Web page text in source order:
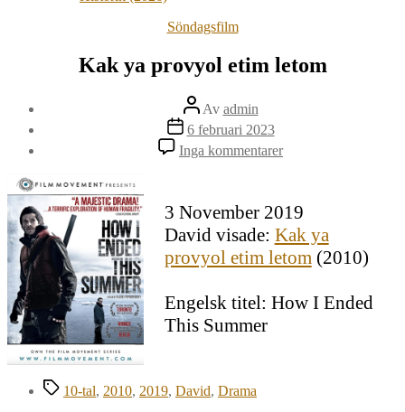
Kategorier
Söndagsfilm
Kak ya provyol etim letom
Inläggsförfattare
Av admin
Inläggsdatum
6 februari 2023
Inga kommentarertill
Kak
etim
letom
3 November 2019
David visade: Kak ya
provyol etim letom(2010)
Engelsk titel: How I Ended
This Summer
Etiketter
10-tal, 2010, 2019, David, Drama